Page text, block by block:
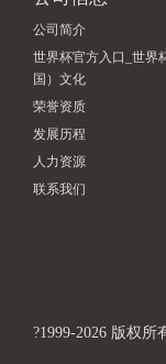
公司简介
世界杯官方入口_世界
国）文化
荣誉资质
发展历程
人力资源
联系我们
?1999-2026 版权所